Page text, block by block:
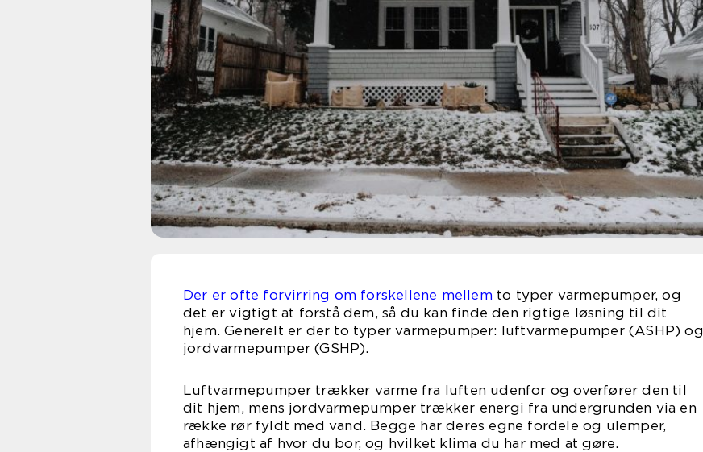
Der er ofte forvirring om forskellene mellem to typer varmepumper, og
det er vigtigt at forstå dem, så du kan finde den rigtige løsning til dit
hjem. Generelt er der to typer varmepumper: luftvarmepumper (ASHP) og
jordvarmepumper (GSHP).
Luftvarmepumper trækker varme fra luften udenfor og overfører den til
dit hjem, mens jordvarmepumper trækker energi fra undergrunden via en
række rør fyldt med vand. Begge har deres egne fordele og ulemper,
afhængigt af hvor du bor, og hvilket klima du har med at gøre.